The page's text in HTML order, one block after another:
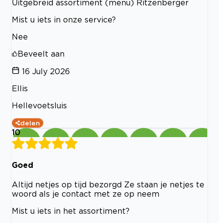
Uitgebreid assortiment (menu) Ritzenberger
Mist u iets in onze service?
Nee
Beveelt aan
16 July 2026
Ellis
Hellevoetsluis
delen
10
Goed
Altijd netjes op tijd bezorgd Ze staan je netjes te
woord als je contact met ze op neem
Mist u iets in het assortiment?